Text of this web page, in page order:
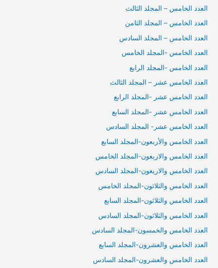
العدد الخامس – المجلد الثالث
العدد الخامس – المجلد الثامن
العدد الخامس – المجلد السادس
العدد الخامس -المجلد الخامس
العدد الخامس -المجلد الرابع
العدد الخامس عشر – المجلد الثالث
العدد الخامس عشر -المجلد الرابع
العدد الخامس عشر -المجلد السابع
العدد الخامس عشر- المجلد السادس
العدد الخامس والأربعون-المجلد السابع
العدد الخامس والاربعون-المجلد الخامس
العدد الخامس والاربعون-المجلد السادس
العدد الخامس والثلاثون-المجلد الخامس
العدد الخامس والثلاثون-المجلد السابع
العدد الخامس والثلاثون-المجلد السادس
العدد الخامس والخمسون-المجلد السادس
العدد الخامس والعشرون-المجلد السابع
العدد الخامس والعشرون-المجلد السادس